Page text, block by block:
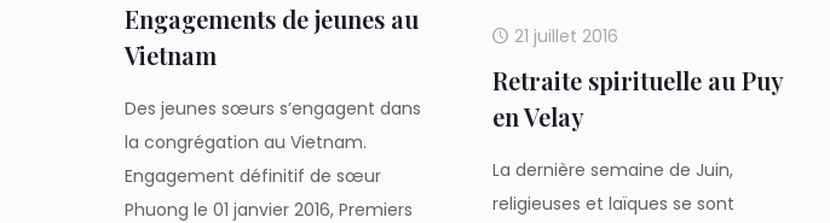
Engagements de jeunes au
Vietnam
Des jeunes sœurs s’engagent dans
la congrégation au Vietnam.
Engagement définitif de sœur
Phuong le 01 janvier 2016, Premiers
21 juillet 2016
Retraite spirituelle au Puy
en Velay
La dernière semaine de Juin,
religieuses et laïques se sont